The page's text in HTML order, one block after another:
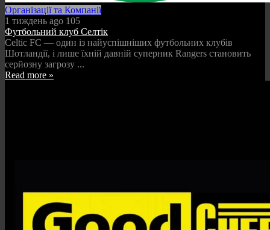
Організації та Компанії
1 тиждень ago 105
Футбольний клуб Селтік
Celtic FC — один із найуспішніших футбольних клубів
Шотландії, і лише їхній давній суперник Rangers становить
серйозну загрозу ...
Read more »